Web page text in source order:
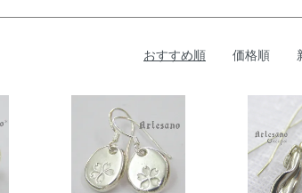
おすすめ順 価格順